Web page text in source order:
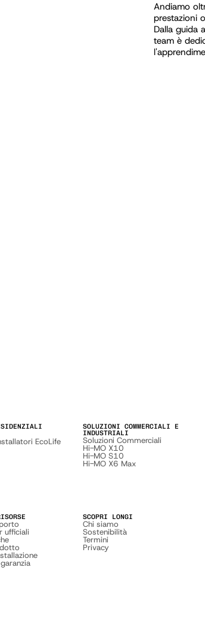
Andiamo
prestazioni
Dalla guida
team è
EcoLife
SOLUZIONI COMMERCIALI E
INDUSTRIALI
Soluzioni Commerciali
Hi-MO X10
Hi-MO S10
Hi-MO X6 Max
ufficiali
SCOPRI LONGI
Chi siamo
Sostenibilità
Termini
Privacy